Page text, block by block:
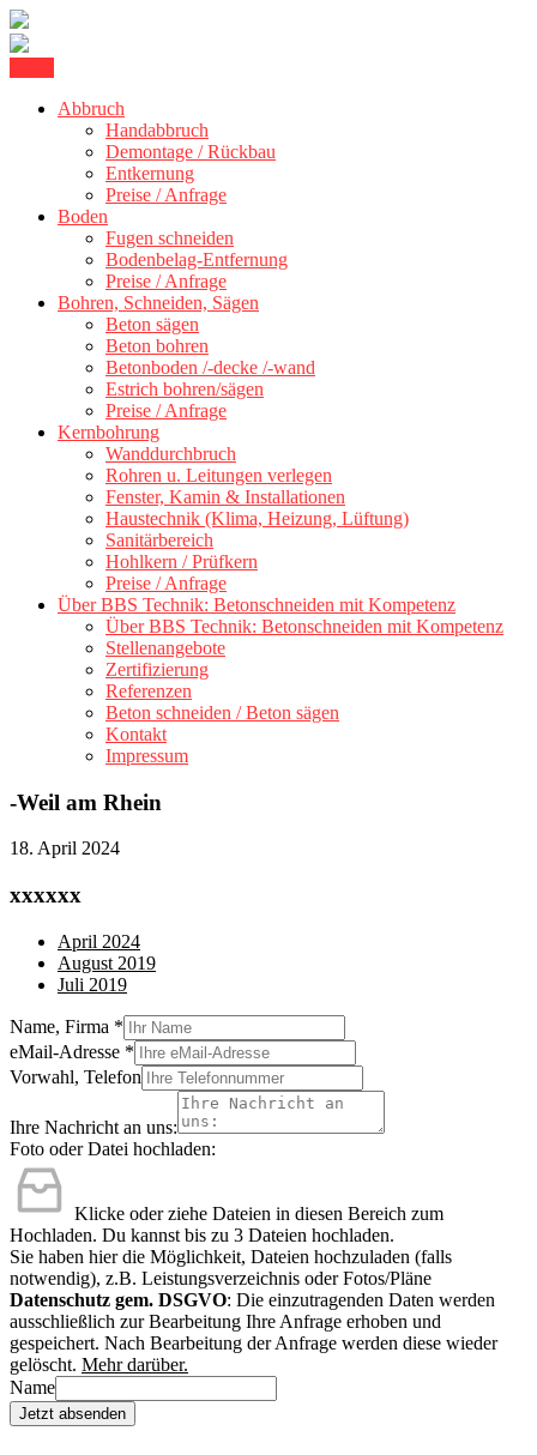
content
Betonschneiden Stuttgart
+ 300 kmAbbruch
Handabbruch
Demontage / Rückbau
Entkernung
Preise / Anfrage
Boden
Fugen schneiden
Bodenbelag-Entfernung
Preise / Anfrage
Bohren, Schneiden, Sägen
Beton sägen
Beton bohren
Betonboden /-decke /-wand
Estrich bohren/sägen
Preise / Anfrage
Kernbohrung
Wanddurchbruch
Rohren u. Leitungen verlegen
Fenster, Kamin & Installationen
Haustechnik (Klima, Heizung, Lüftung)
Sanitärbereich
Hohlkern / Prüfkern
Preise / Anfrage
Über BBS Technik: Betonschneiden mit Kompetenz
Über BBS Technik: Betonschneiden mit Kompetenz
Stellenangebote
Zertifizierung
Referenzen
Beton schneiden / Beton sägen
Kontakt
Impressum
-Weil am Rhein
18. April 2024
xxxxxx
April 2024
August 2019
Juli 2019
Name, Firma *
eMail-Adresse *
Vorwahl, Telefon
Ihre Nachricht an uns:
Foto oder Datei hochladen:
Klicke oder ziehe Dateien in diesen Bereich zum
Hochladen. Du kannst bis zu 3 Dateien hochladen.
Sie haben hier die Möglichkeit, Dateien hochzuladen (falls
notwendig), z.B. Leistungsverzeichnis oder Fotos/Pläne
Datenschutz gem. DSGVO: Die einzutragenden Daten werden
ausschließlich zur Bearbeitung Ihre Anfrage erhoben und
gespeichert. Nach Bearbeitung der Anfrage werden diese wieder
gelöscht. Mehr darüber.
Name
Jetzt absenden